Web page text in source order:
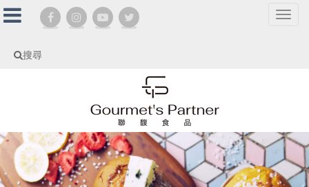
搜尋
選